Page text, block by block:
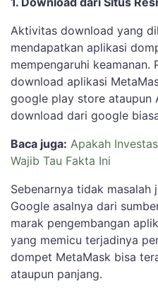
Aktivitas download yang
mendapatkan aplikasi
mempengaruhi keamanan.
download aplikasi
google play store ataupun
download dari google
Baca juga: Apakah
Wajib Tau Fakta Ini
Sebenarnya tidak
Google asalnya dari
marak pengembangan
yang memicu terjadinya
dompet MetaMask bisa
ataupun panjang.